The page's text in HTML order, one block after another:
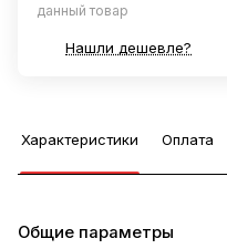
данный товар
Нашли дешевле?
Характеристики Оплата
Общие параметры